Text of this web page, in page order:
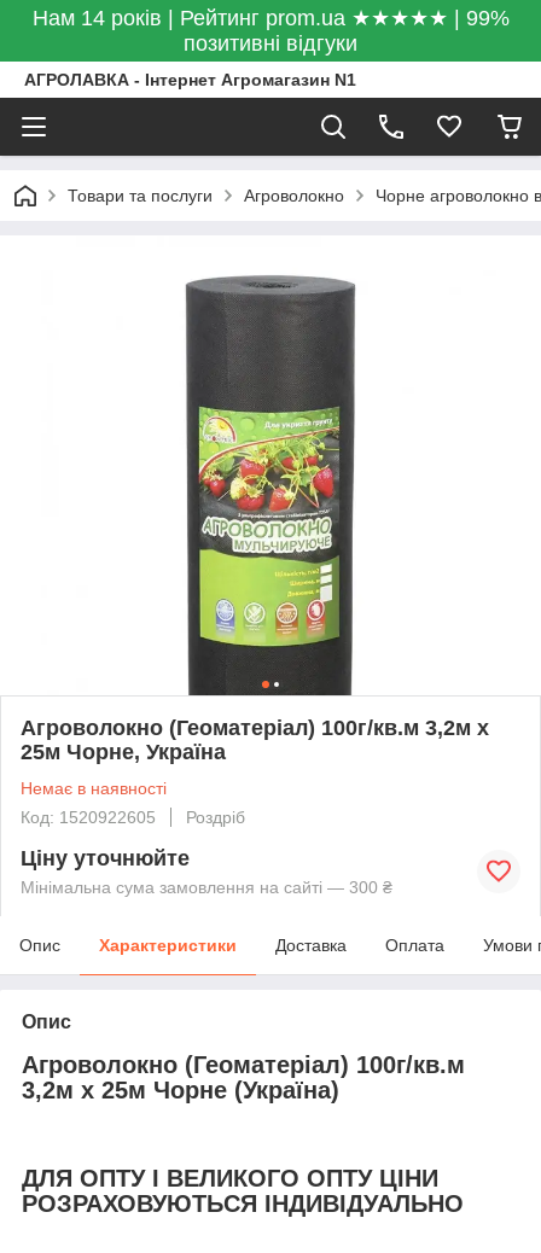
Нам 14 років | Рейтинг prom.ua ★★★★★ | 99%
позитивні відгуки
АГРОЛАВКА - Інтернет Агромагазин N1
Товари та послуги Агроволокно Чорне агроволокно
Агроволокно (Геоматеріал) 100г/кв.м 3,2м х
25м Чорне, Україна
Немає в наявності
Код: 1520922605
Роздріб
Ціну уточнюйте
Мінімальна сума замовлення на сайті — 300 ₴
Опис Характеристики Доставка Оплата Умови
Опис
Агроволокно (Геоматеріал) 100г/кв.м
3,2м х 25м Чорне (Україна)
ДЛЯ ОПТУ І ВЕЛИКОГО ОПТУ ЦІНИ
РОЗРАХОВУЮТЬСЯ ІНДИВІДУАЛЬНО